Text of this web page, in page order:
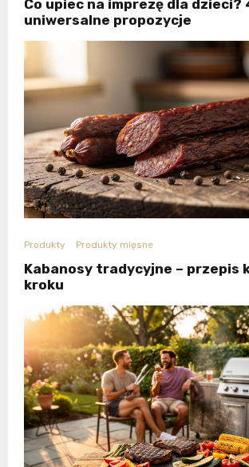
Co upiec na imprezę dla dzieci?
uniwersalne propozycje
Produkty Produkty mięsne
Kabanosy tradycyjne – przepis
kroku